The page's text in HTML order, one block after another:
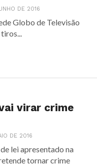
DE 2016
Globo de Televisão
virar crime
DE 2016
lei apresentado na
tornar crime